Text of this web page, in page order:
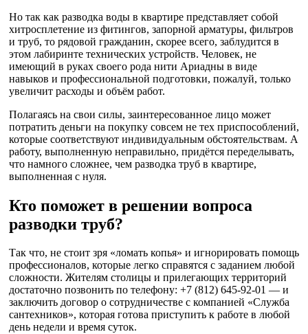
Но так как разводка воды в квартире представляет собой
хитросплетение из фитингов, запорной арматуры, фильтров
и труб, то рядовой гражданин, скорее всего, заблудится в
этом лабиринте технических устройств. Человек, не
имеющий в руках своего рода нити Ариадны в виде
навыков и профессиональной подготовки, пожалуй, только
увеличит расходы и объём работ.
Полагаясь на свои силы, заинтересованное лицо может
потратить деньги на покупку совсем не тех приспособлений,
которые соответствуют индивидуальным обстоятельствам. А
работу, выполненную неправильно, придётся переделывать,
что намного сложнее, чем разводка труб в квартире,
выполненная с нуля.
Кто поможет в решении вопроса
разводки труб?
Так что, не стоит зря «ломать копья» и игнорировать помощь
профессионалов, которые легко справятся с заданием любой
сложности. Жителям столицы и прилегающих территорий
достаточно позвонить по телефону: +7 (812) 645-92-01 — и
заключить договор о сотрудничестве с компанией «Служба
сантехников», которая готова приступить к работе в любой
день недели и время суток.